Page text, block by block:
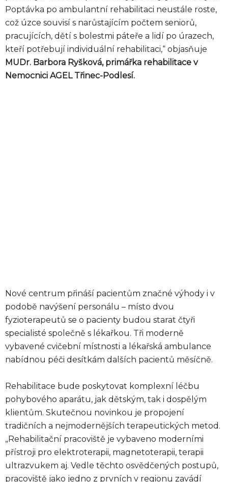
Poptávka po ambulantní rehabilitaci neustále roste,
což úzce souvisí s narůstajícím počtem seniorů,
pracujících, dětí s bolestmi páteře a lidí po úrazech,
kteří potřebují individuální rehabilitaci,“ objasňuje
MUDr. Barbora Ryšková, primářka rehabilitace v
Nemocnici AGEL Třinec-Podlesí.
Nové centrum přináší pacientům značné výhody i v
podobě navýšení personálu – místo dvou
fyzioterapeutů se o pacienty budou starat čtyři
specialisté společně s lékařkou. Tři moderně
vybavené cvičební místnosti a lékařská ambulance
nabídnou péči desítkám dalších pacientů měsíčně.
Rehabilitace bude poskytovat komplexní léčbu
pohybového aparátu, jak dětským, tak i dospělým
klientům. Skutečnou novinkou je propojení
tradičních a nejmodernějších terapeutických metod.
„Rehabilitační pracoviště je vybaveno moderními
přístroji pro elektroterapii, magnetoterapii, terapii
ultrazvukem aj. Vedle těchto osvědčených postupů,
pracoviště jako jedno z prvních v regionu zavádí